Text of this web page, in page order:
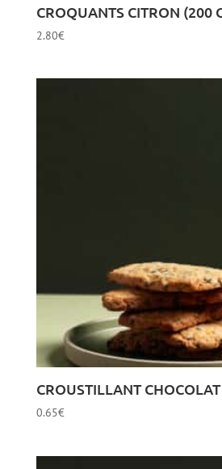
CROQUANTS CITRON (200
2.80€
CROUSTILLANT
0.65€